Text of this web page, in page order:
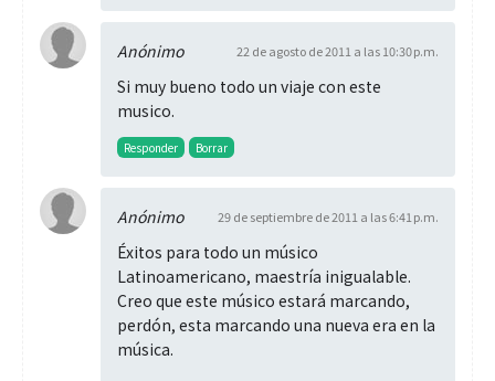
Anónimo 22 de agosto de 2011 a las 10:30 p.m.
Si muy bueno todo un viaje con este
musico.
Responder Borrar
Anónimo 29 de septiembre de 2011 a las 6:41 p.m.
Éxitos para todo un músico
Latinoamericano, maestría inigualable.
Creo que este músico estará marcando,
perdón, esta marcando una nueva era en la
música.